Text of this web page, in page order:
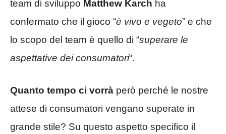
team di sviluppo Matthew Karch ha
confermato che il gioco “è vivo e vegeto” e che
lo scopo del team è quello di “superare le
aspettative dei consumatori“.
Quanto tempo ci vorrà però perché le nostre
attese di consumatori vengano superate in
grande stile? Su questo aspetto specifico il